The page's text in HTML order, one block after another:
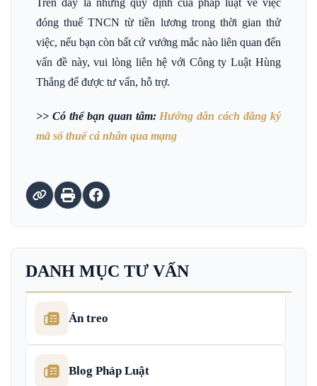
DANH MỤC TƯ VẤN
Án treo
Blog Pháp Luật
đóng thuế TNCN từ tiền lương trong thời gian thử
việc, nếu bạn còn bất cứ vướng mắc nào liên quan đến
vấn đề này, vui lòng liên hệ với Công ty Luật Hùng
Thắng để được tư vấn, hỗ trợ.
>> Có thể bạn quan tâm:Hướng dẫn cách đăng ký
mã số thuế cá nhân qua mạng